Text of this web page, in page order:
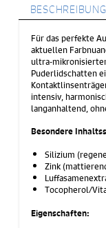
BESCHREIBUNG
Für das perfekte
aktuellen
ultra-
Puderlidschatten
intensiv,
langanhaltend,
Besondere
Silizium
Zink
Tocopherol/
Eigenschaften: